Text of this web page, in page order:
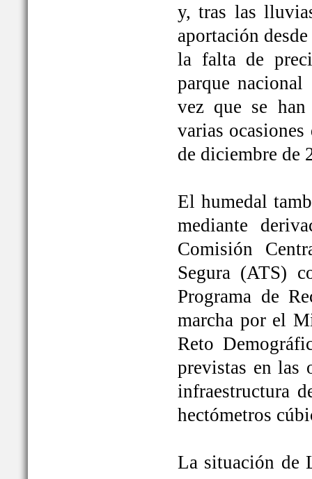
y, tras las
aportación
la falta de
parque
vez que se
varias
de diciembre de
El humedal
mediante
Comisión
Segura (ATS)
Programa de
marcha por el
Reto
previstas en las
infraestructura
hectómetros
La situación de